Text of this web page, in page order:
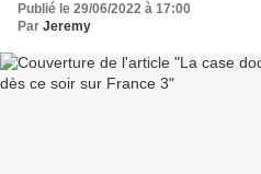
Publié le 29/06/2022 à 17:00
Par Jeremy